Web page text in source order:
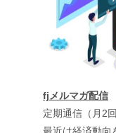
fjメルマガ配信
定期通信（月2
最近は経済動向